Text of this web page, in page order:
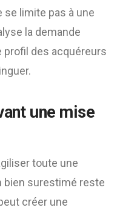
se limite pas à une
la demande
profil des acquéreurs
une mise
toute une
bien surestimé reste
créer une